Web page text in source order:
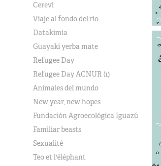
Cereví
Viaje al fondo del río
Datakimia
Guayakí yerba mate
Refugee Day
Refugee Day ACNUR (1)
Animales del mundo
New year, new hopes
Fundación Agroecológica Iguazú
Familiar beasts
Sexualité
Teo et l'éléphant